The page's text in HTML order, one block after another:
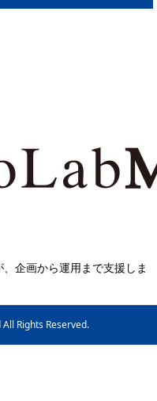
企画から運用まで支援しま
Rights Reserved.